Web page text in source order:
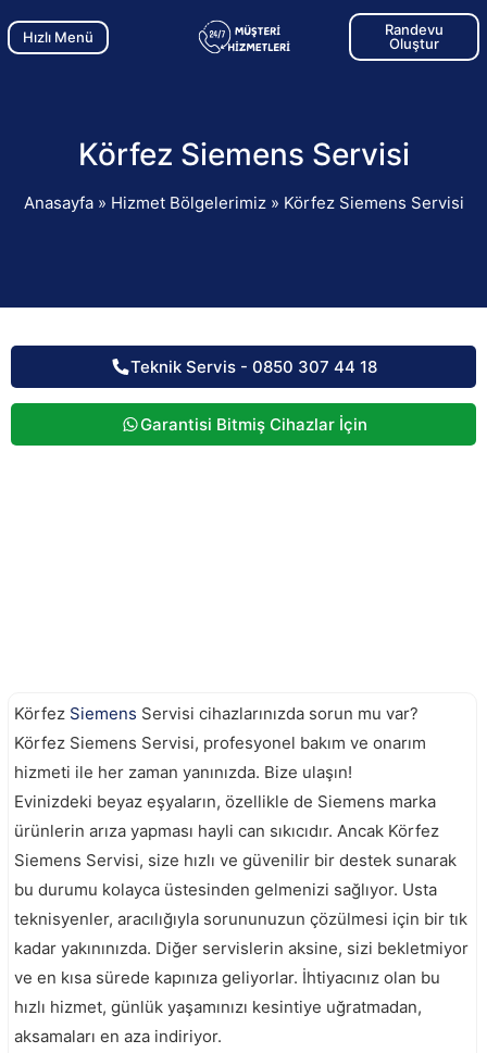
Hızlı Menü
Randevu
Oluştur
Körfez Siemens Servisi
Anasayfa» Hizmet Bölgelerimiz» Körfez Siemens Servisi
Teknik Servis - 0850 307 44 18
Garantisi Bitmiş Cihazlar İçin
Körfez Siemens Servisi cihazlarınızda sorun mu var?
Körfez Siemens Servisi, profesyonel bakım ve onarım
hizmeti ile her zaman yanınızda. Bize ulaşın!
Evinizdeki beyaz eşyaların, özellikle de Siemens marka
ürünlerin arıza yapması hayli can sıkıcıdır. Ancak Körfez
Siemens Servisi, size hızlı ve güvenilir bir destek sunarak
bu durumu kolayca üstesinden gelmenizi sağlıyor. Usta
teknisyenler, aracılığıyla sorununuzun çözülmesi için bir tık
kadar yakınınızda. Diğer servislerin aksine, sizi bekletmiyor
ve en kısa sürede kapınıza geliyorlar. İhtiyacınız olan bu
hızlı hizmet, günlük yaşamınızı kesintiye uğratmadan,
aksamaları en aza indiriyor.